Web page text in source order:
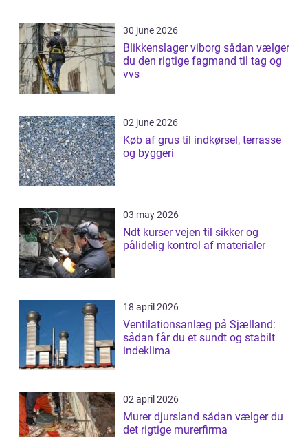
30 june 2026
Blikkenslager viborg sådan vælger
du den rigtige fagmand til tag og
vvs
02 june 2026
Køb af grus til indkørsel, terrasse
og byggeri
03 may 2026
Ndt kurser vejen til sikker og
pålidelig kontrol af materialer
18 april 2026
Ventilationsanlæg på Sjælland:
sådan får du et sundt og stabilt
indeklima
02 april 2026
Murer djursland sådan vælger du
det rigtige murerfirma